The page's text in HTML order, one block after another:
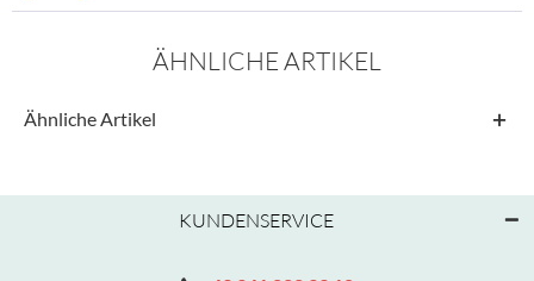
ÄHNLICHE ARTIKEL
Ähnliche Artikel
KUNDENSERVICE